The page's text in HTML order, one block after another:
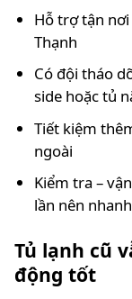
Hỗ trợ tận
Thạnh
Có đội tháo
side hoặc tủ
Tiết kiệm
ngoài
Kiểm tra –
lần nên
Tủ lạnh cũ
động tốt